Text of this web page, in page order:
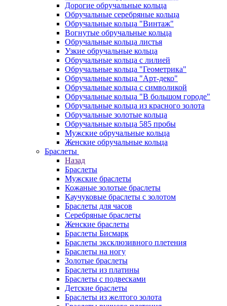
Дорогие обручальные кольца
Обручальные серебряные кольца
Обручальные кольца "Винтаж"
Вогнутые обручальные кольца
Обручальные кольца листья
Узкие обручальные кольца
Обручальные кольца с лилией
Обручальные кольца "Геометрика"
Обручальные кольца "Арт-деко"
Обручальные кольца с символикой
Обручальные кольца "В большом городе"
Обручальные кольца из красного золота
Обручальные золотые кольца
Обручальные кольца 585 пробы
Мужские обручальные кольца
Женские обручальные кольца
Браслеты
Назад
Браслеты
Мужские браслеты
Кожаные золотые браслеты
Каучуковые браслеты с золотом
Браслеты для часов
Серебряные браслеты
Женские браслеты
Браслеты Бисмарк
Браслеты эксклюзивного плетения
Браслеты на ногу
Золотые браслеты
Браслеты из платины
Браслеты с подвесками
Детские браслеты
Браслеты из желтого золота